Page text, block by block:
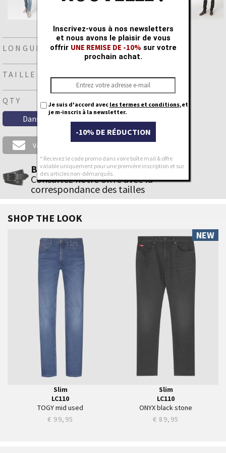
LONGUEUR
TAILLE
QTY
Votre taille n'est pas disponible ?
Besion d’une Ceinture ?
Consultez notre offre avec la
correspondance des tailles
SHOP THE LOOK
Slim
LC110
TOGY mid used
€ 99,95
NEW
Slim
LC110
ONYX black stone
€ 89,95
Inscrivez-vous à nos newsletters
et nous avons le plaisir de vous
offrir UNE REMISE DE -10% sur votre
prochain achat.
Je suis d'accord avec les termes et conditions,et
je m-inscris à la newsletter.
-10% DE RÉDUCTION
* Recevez le code promo dans voire boîte mail & offre
valable uniquement pour une première inscription et sur
des articles non-démarqués.